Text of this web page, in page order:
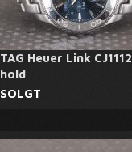
TAG Heuer Link
hold
SOLGT